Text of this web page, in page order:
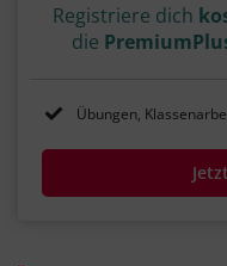
Registriere dich
die
Übungen,